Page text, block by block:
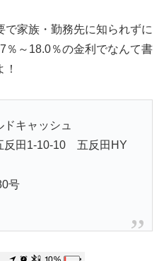
家族・勤務先に知られずに
％～18.0％の金利でなんて書
キャッシュ
反田1-10-10 五反田HY
号